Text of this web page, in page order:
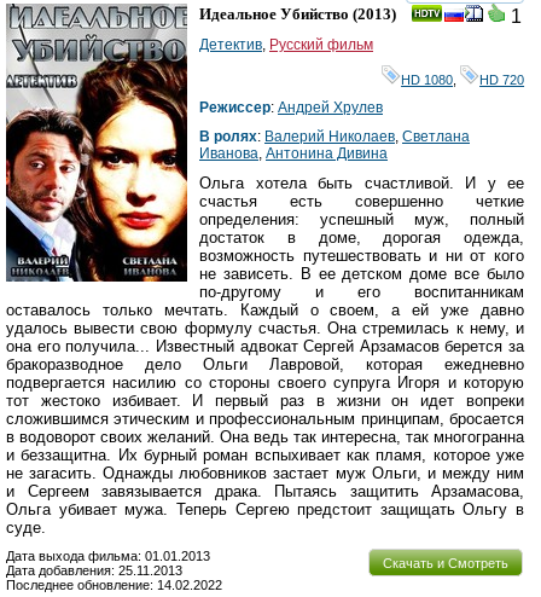
1
Идеальное Убийство (2013)
Детектив Русский фильм
HD 1080 HD 720
Режиссер: Андрей Хрулев
В ролях: Валерий Николаев Светлана
Иванова Антонина Дивина
Ольга хотела быть счастливой. И у ее
счастья есть совершенно четкие
определения: успешный муж, полный
достаток в доме, дорогая одежда,
возможность путешествовать и ни от кого
не зависеть. В ее детском доме все было
по-другому и его воспитанникам
оставалось только мечтать. Каждый о своем, а ей уже давно
удалось вывести свою формулу счастья. Она стремилась к нему, и
она его получила... Известный адвокат Сергей Арзамасов берется за
бракоразводное дело Ольги Лавровой, которая ежедневно
подвергается насилию со стороны своего супруга Игоря и которую
тот жестоко избивает. И первый раз в жизни он идет вопреки
сложившимся этическим и профессиональным принципам, бросается
в водоворот своих желаний. Она ведь так интересна, так многогранна
и беззащитна. Их бурный роман вспыхивает как пламя, которое уже
не загасить. Однажды любовников застает муж Ольги, и между ним
и Сергеем завязывается драка. Пытаясь защитить Арзамасова,
Ольга убивает мужа. Теперь Сергею предстоит защищать Ольгу в
суде.
Скачать и Смотреть
Дата выхода фильма: 01.01.2013
Дата добавления: 25.11.2013
Последнее обновление: 14.02.2022